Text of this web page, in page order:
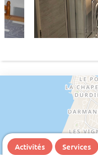
Activités Services